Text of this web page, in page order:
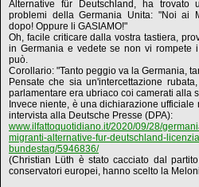
Alternative für Deutschland, ha
problemi della Germania Unita: "Noi ai
dopo! Oppure li GASIAMO!"
Oh, facile criticare dalla vostra tastiera,
in Germania e vedete se non vi rompete
può.
Corollario: "Tanto peggio va la Germania,
Pensate che sia un'intercettazione
parlamentare era ubriaco coi camerati alla
Invece niente, è una dichiarazione
intervista alla Deutsche Presse (DPA):
www.ilfattoquotidiano.it/2020/09/28/
migranti-alternative-fur-deutschland-
bundestag/5946836/
(Christian Lüth è stato cacciato dal
conservatori europei, hanno scelto la